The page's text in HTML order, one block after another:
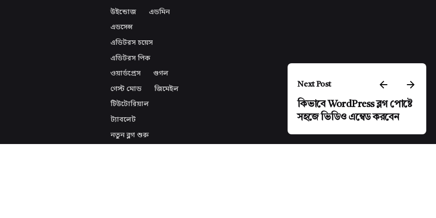
Next Post
কিভাবে WordPress ব্লগ পোষ্টে
সহজে ভিডিও এম্বেড করবেন
উইন্ডোজ
এডমিন
এডসেন্স
এডিটরস চয়েস
এডিটরস পিক
ওয়ার্ডপ্রেস
গুগল
গেস্ট মোড
জিমেইল
টিউটোরিয়াল
ট্যাবলেট
নতুন ব্লগ শুরু